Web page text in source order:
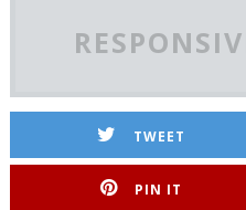
TWEET
PIN IT